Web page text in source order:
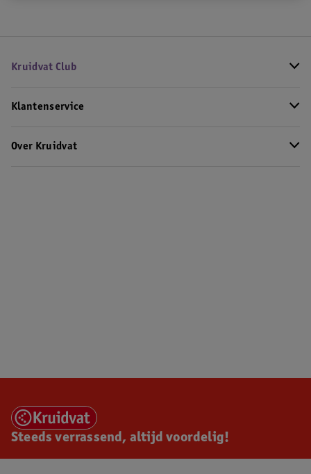
Kruidvat Club
Klantenservice
Over Kruidvat
Steeds verrassend, altijd voordelig!